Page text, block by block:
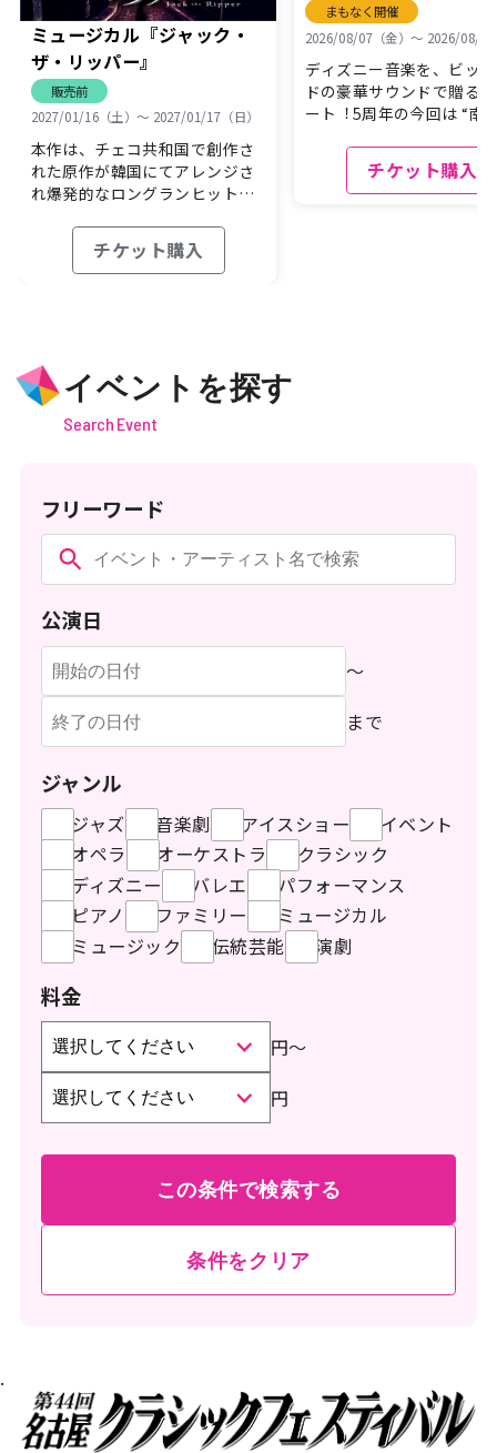
ミュージカル『ジャック・
ザ・リッパー』
販売前
2027/01/16（土）〜 2027/01/17（日）
本作は、チェコ共和国で創作さ
れた原作が韓国にてアレンジさ
れ爆発的なロングランヒットを
チケット購入
まもなく開催
2026/08/07（金）〜 2026/08/07
ディズニー⾳楽を、ビッ
ドの豪華サウンドで贈る
ート︕5周年の今回は “南
チケット購入
イベントを探す
Search Event
フリーワード
公演日
〜
まで
ジャンル
ジャズ 音楽劇 アイスショー
イベント
オペラ
オーケストラ
クラシック
ディズニー
バレエ
パフォーマンス
ピアノ
ファミリー
ミュージカル
ミュージック
伝統芸能 演劇
料金
円〜
円
この条件で検索する
条件をクリア
.